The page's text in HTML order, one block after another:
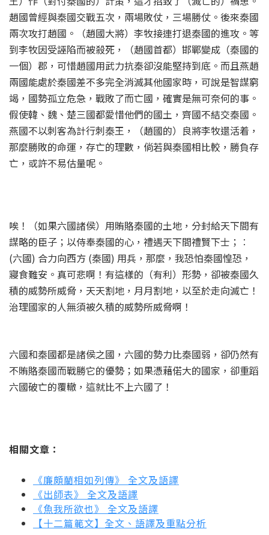
趙國曾經與秦國交戰五次，兩場敗仗，三場勝仗。後來秦國
兩次攻打趙國。（趙國大將）李牧接連打退秦國的進攻。等
到李牧因受誣陷而被殺死，（趙國首都）邯鄲變成（秦國的
一個）郡，可惜趙國用武力抗秦卻沒能堅持到底。而且燕趙
兩國能處於秦國差不多完全消滅其他國家時，可說是智謀窮
竭，國勢孤立危急，戰敗了而亡國，確實是無可奈何的事。
假使韓、魏、楚三國都愛惜他們的國土，齊國不結交秦國。
燕國不以刺客為計行刺秦王，（趙國的）良將李牧還活着，
那麼勝敗的命運，存亡的理數，倘若與秦國相比較，勝負存
亡，或許不易估量呢。
唉！（如果六國諸侯）用賄賂秦國的土地，分封給天下間有
謀略的臣子；以侍奉秦國的心，禮遇天下間禮賢下士；︰
(六國) 合力向西方 (秦國) 用兵，那麼，我恐怕秦國惶恐，
寢食難安。真可悲啊！有這樣的（有利）形勢，卻被秦國久
積的威勢所威脅，天天割地，月月割地，以至於走向滅亡！
治理國家的人無須被久積的威勢所威脅啊！
六國和秦國都是諸侯之國，六國的勢力比秦國弱，卻仍然有
不賄賂秦國而戰勝它的優勢；如果憑藉偌大的國家，卻重蹈
六國破亡的覆轍，這就比不上六國了！
相關文章：
《廉頗藺相如列傳》 全文及語譯
《出師表》 全文及語譯
《魚我所欲也》 全文及語譯
【十二篇範文】全文、語譯及重點分析